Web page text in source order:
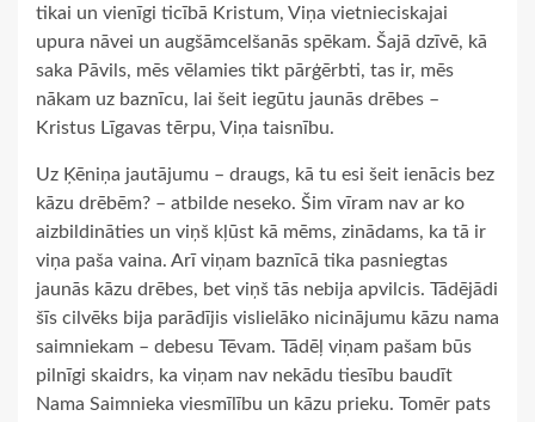
tikai un vienīgi ticībā Kristum, Viņa vietnieciskajai
upura nāvei un augšāmcelšanās spēkam. Šajā dzīvē, kā
saka Pāvils, mēs vēlamies tikt pārģērbti, tas ir, mēs
nākam uz baznīcu, lai šeit iegūtu jaunās drēbes –
Kristus Līgavas tērpu, Viņa taisnību.
Uz Ķēniņa jautājumu – draugs, kā tu esi šeit ienācis bez
kāzu drēbēm? – atbilde neseko. Šim vīram nav ar ko
aizbildināties un viņš kļūst kā mēms, zinādams, ka tā ir
viņa paša vaina. Arī viņam baznīcā tika pasniegtas
jaunās kāzu drēbes, bet viņš tās nebija apvilcis. Tādējādi
šīs cilvēks bija parādījis vislielāko nicinājumu kāzu nama
saimniekam – debesu Tēvam. Tādēļ viņam pašam būs
pilnīgi skaidrs, ka viņam nav nekādu tiesību baudīt
Nama Saimnieka viesmīlību un kāzu prieku. Tomēr pats